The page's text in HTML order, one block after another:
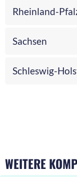
Rheinland-
Sachsen
Schleswig-
WEITERE